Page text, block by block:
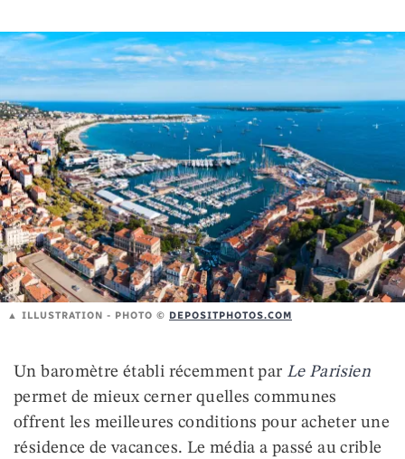
ILLUSTRATION - PHOTO ©️ DEPOSITPHOTOS.COM
Un baromètre établi récemment par Le Parisien
permet de mieux cerner quelles communes
offrent les meilleures conditions pour acheter une
résidence de vacances. Le média a passé au crible